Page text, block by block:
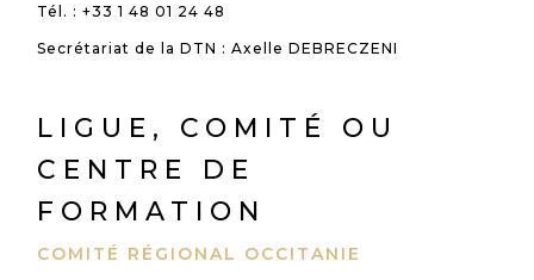
Tél. : +33 1 48 01 24 48
Secrétariat de la DTN : Axelle DEBRECZENI
LIGUE, COMITÉ OU
CENTRE DE
FORMATION
COMITÉ RÉGIONAL OCCITANIE